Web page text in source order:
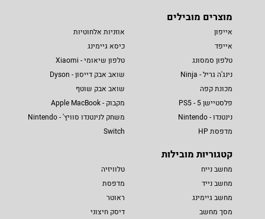
מוצרים מובילים
אייפון
אייפד
טלפון סמסונג
נינג'ה גריל - Ninja
מכונת קפה
פלסטיישן 5 - PS5
נינטנדו - Nintendo
מדפסת HP
אוזניות אלחוטיות
כיסא גיימינג
טלפון שיאומי - Xiaomi
שואב אבק דייסון - Dyson
שואב אבק שוטף
מקבוק - Apple MacBook
משחק לנינטנדו סוויץ' - Nintendo
Switch
קטגוריות מובילות
מחשב נייח
מחשב נייד
מחשב גיימינג
מסך מחשב
טלוויזיה
מדפסת
ראוטר
דיסק חיצוני